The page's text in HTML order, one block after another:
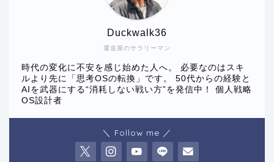
運送屋のサラリーマン
Duckwalk36
時代の変化に不安を感じ始めた人へ。 必要なのはスキ
ルより先に「思考OSの転換」です。 50代からの経験と
AIを武器にする“消耗しない戦い方”を発信中！ 個人戦略
OS設計者
＼ Follow me ／